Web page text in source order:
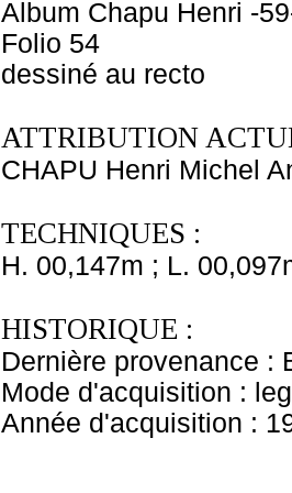
Album Chapu Henri -
Folio 54
dessiné au recto
ATTRIBUTION
CHAPU Henri Michel
TECHNIQUES :
H. 00,147m ; L.
HISTORIQUE :
Dernière provenance :
Mode d'acquisition :
Année d'acquisition :